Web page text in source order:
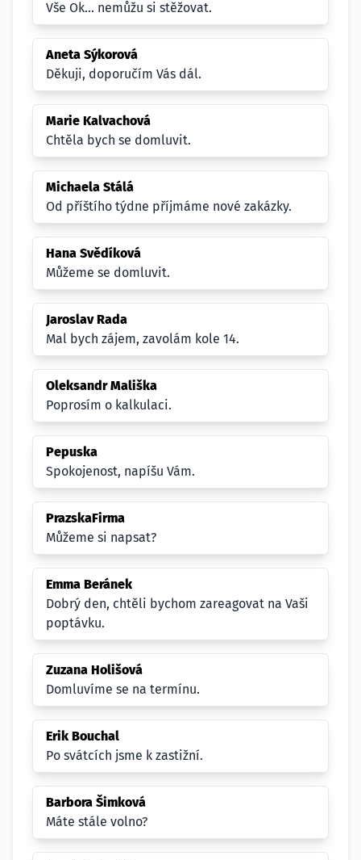
Vše Ok... nemůžu si stěžovat.
Aneta Sýkorová
Děkuji, doporučím Vás dál.
Marie Kalvachová
Chtěla bych se domluvit.
Michaela Stálá
Od příštího týdne příjmáme nové zakázky.
Hana Svědíková
Můžeme se domluvit.
Jaroslav Rada
Mal bych zájem, zavolám kole 14.
Oleksandr Mališka
Poprosím o kalkulaci.
Pepuska
Spokojenost, napíšu Vám.
PrazskaFirma
Můžeme si napsat?
Emma Beránek
Dobrý den, chtěli bychom zareagovat na Vaši
poptávku.
Zuzana Holišová
Domluvíme se na termínu.
Erik Bouchal
Po svátcích jsme k zastižní.
Barbora Šimková
Máte stále volno?